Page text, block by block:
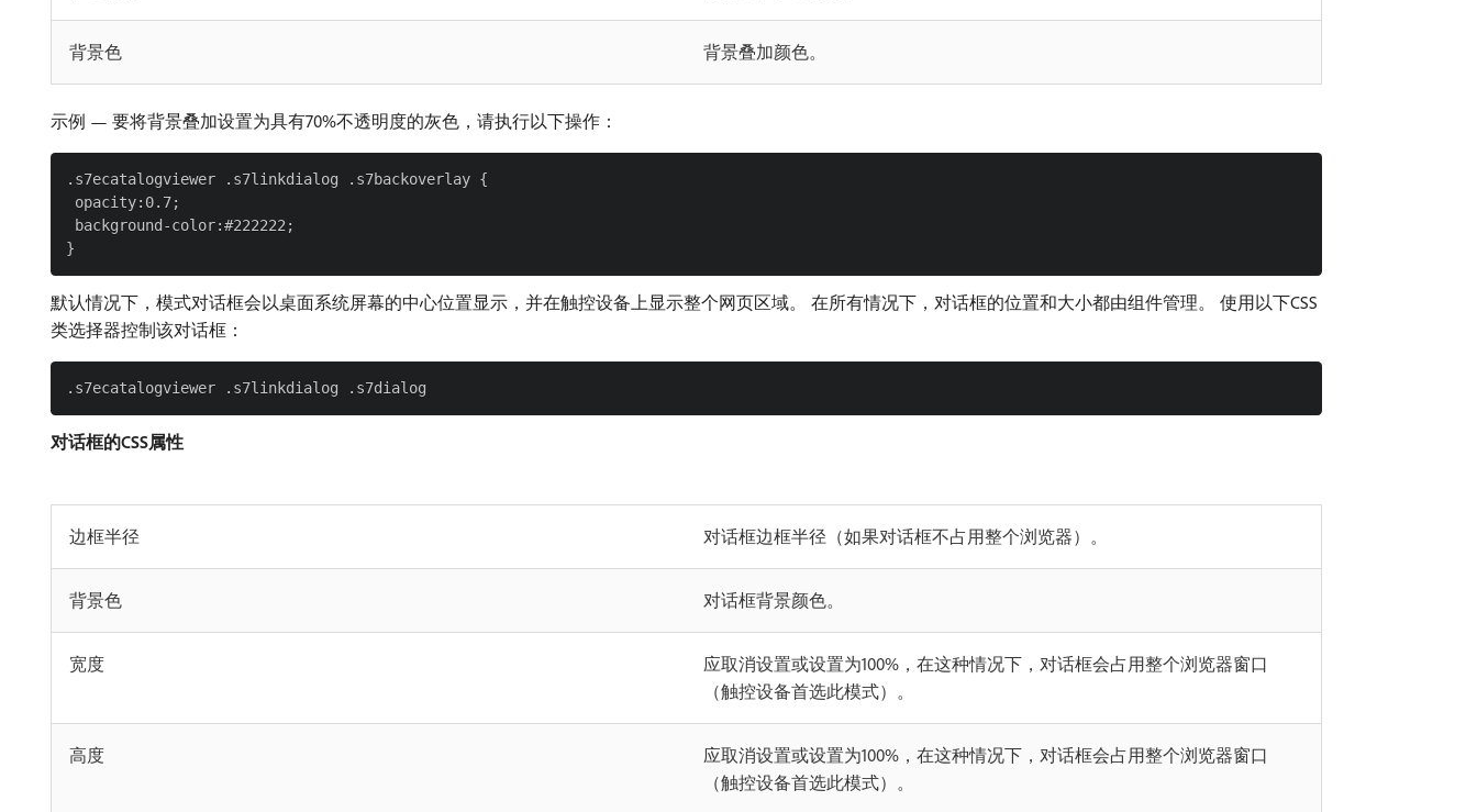
背景色 背景叠加颜色。
示例 — 要将背景叠加设置为具有70%不透明度的灰色，请执行以下操作：
.s7ecatalogviewer .s7linkdialog .s7backoverlay {
opacity:0.7;
background-color:#222222;
默认情况下，模式对话框会以桌面系统屏幕的中心位置显示，并在触控设备上显示整个网页区域。 在所有情况下，对话框的位置和大小都由组件管理。 使用以下CSS
类选择器控制该对话框：
对话框的CSS属性
边框半径 对话框边框半径（如果对话框不占用整个浏览器）。
背景色 对话框背景颜色。
宽度
应取消设置或设置为100%，在这种情况下，对话框会占用整个浏览器窗口
（触控设备首选此模式）。
高度
应取消设置或设置为100%，在这种情况下，对话框会占用整个浏览器窗口
（触控设备首选此模式）。